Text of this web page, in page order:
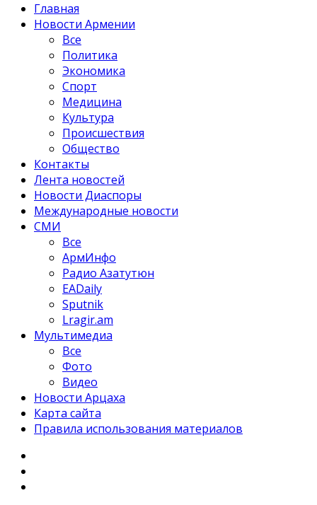
Главная
Новости Армении
Все
Политика
Экономика
Спорт
Медицина
Культура
Происшествия
Общество
Контакты
Лента новостей
Новости Диаспоры
Международные новости
СМИ
Все
АрмИнфо
Радио Азатутюн
EADaily
Sputnik
Lragir.am
Мультимедиа
Все
Фото
Видео
Новости Арцаха
Карта сайта
Правила использования материалов